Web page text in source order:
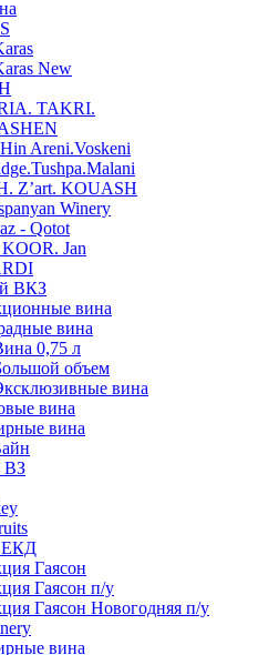
New
TAKRI.
Areni.Voskeni
Z’art. KOUASH
Winery
- Qotot
Jan
ВКЗ
вина
вина
0,75 л
объем
вина
вина
вина
ВЗ
ЕКД
Гаясон
Гаясон п/у
Гаясон Новогодняя п/у
вина